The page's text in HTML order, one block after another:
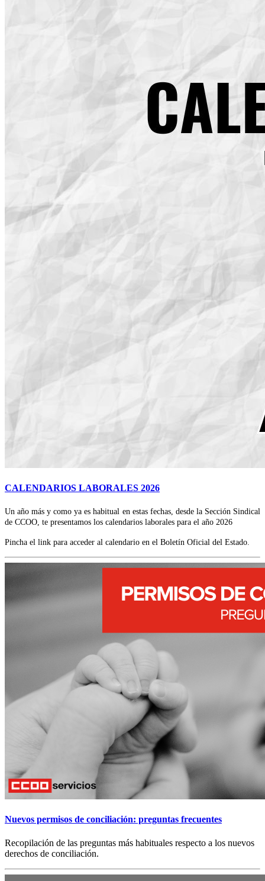
CALENDARIOS LABORALES 2026
Un año más y como ya es habitual en estas fechas, desde la Sección Sindical
de CCOO, te presentamos los calendarios laborales para el año 2026
Pincha el link para acceder al calendario en el Boletín Oficial del Estado.
Nuevos permisos de conciliación: preguntas frecuentes
Recopilación de las preguntas más habituales respecto a los nuevos
derechos de conciliación.